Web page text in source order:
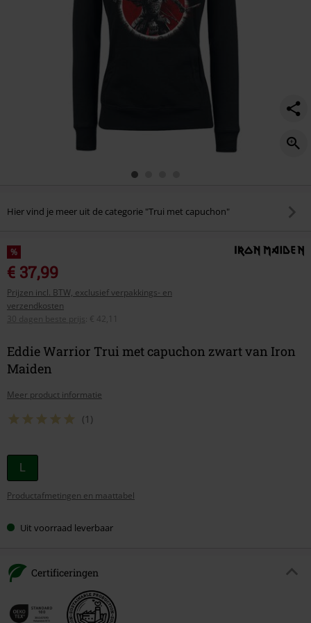
Hier vind je meer uit de categorie "Trui met capuchon"
%
€ 37,99
Prijzen incl. BTW, exclusief verpakkings- en
verzendkosten
30 dagen beste prijs
€ 42,11
Eddie Warrior Trui met capuchon zwart van Iron
Maiden
Meer product informatie
(1)
Kies
je
maat
Productafmetingen en maattabel
Uit voorraad leverbaar
Certificeringen